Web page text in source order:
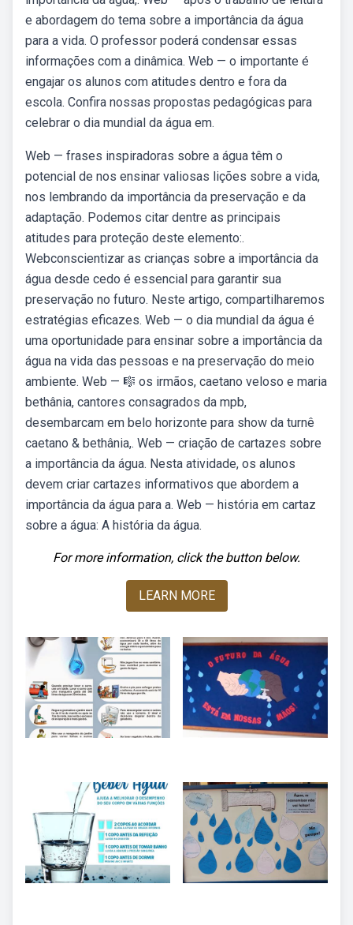
e abordagem do tema sobre a importância da água
para a vida. O professor poderá condensar essas
informações com a dinâmica. Web — o importante é
engajar os alunos com atitudes dentro e fora da
escola. Confira nossas propostas pedagógicas para
celebrar o dia mundial da água em.
Web — frases inspiradoras sobre a água têm o
potencial de nos ensinar valiosas lições sobre a vida,
nos lembrando da importância da preservação e da
adaptação. Podemos citar dentre as principais
atitudes para proteção deste elemento:.
Webconscientizar as crianças sobre a importância da
água desde cedo é essencial para garantir sua
preservação no futuro. Neste artigo, compartilharemos
estratégias eficazes. Web — o dia mundial da água é
uma oportunidade para ensinar sobre a importância da
água na vida das pessoas e na preservação do meio
ambiente. Web — 🎼 os irmãos, caetano veloso e maria
bethânia, cantores consagrados da mpb,
desembarcam em belo horizonte para show da turnê
caetano & bethânia,. Web — criação de cartazes sobre
a importância da água. Nesta atividade, os alunos
devem criar cartazes informativos que abordem a
importância da água para a. Web — história em cartaz
sobre a água: A história da água.
For more information, click the button below.
LEARN MORE